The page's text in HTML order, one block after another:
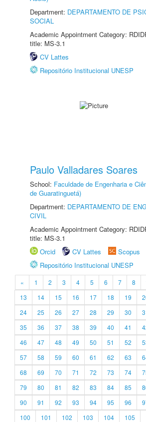
Department: DEPARTAMENTO DE
SOCIAL
Academic Appointment Category:
title: MS-3.1
CV Lattes
Repositório Institucional UNESP
Paulo Valladares Soares
School: Faculdade de Engenharia e
de Guaratinguetá)
Department: DEPARTAMENTO DE
CIVIL
Academic Appointment Category:
title: MS-3.1
Orcid
CV Lattes
Scopus
Repositório Institucional UNESP
« 1 2 3 4 5 6 7 8
13
14 15 16 17 18 19
24
25 26 27 28 29 30
35
36 37 38 39 40 41
46
47 48 49 50 51 52
57
58 59 60 61 62 63
68
69 70 71 72 73 74
79
80 81 82 83 84 85
90
91 92 93 94 95 96
100
101 102 103 104 105